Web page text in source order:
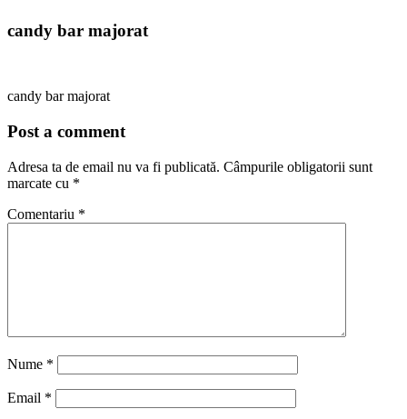
candy bar majorat
candy bar majorat
Post a comment
Adresa ta de email nu va fi publicată. Câmpurile obligatorii sunt
marcate cu *
Comentariu *
Nume *
Email *